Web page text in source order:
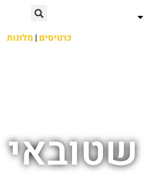
כרטיסים | מלונות